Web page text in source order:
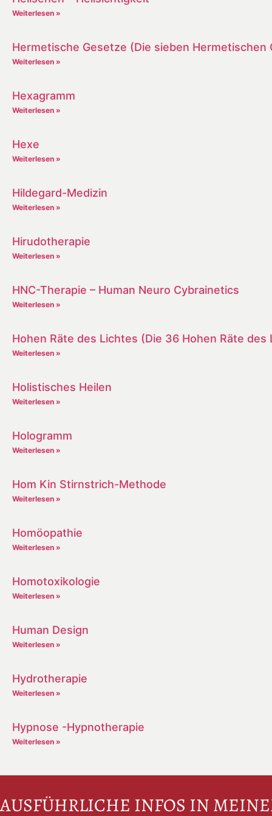
Weiterlesen »
Hermetische Gesetze (Die sieben Hermetischen
Weiterlesen »
Hexagramm
Weiterlesen »
Hexe
Weiterlesen »
Hildegard-Medizin
Weiterlesen »
Hirudotherapie
Weiterlesen »
HNC-Therapie – Human Neuro Cybrainetics
Weiterlesen »
Hohen Räte des Lichtes (Die 36 Hohen Räte des
Weiterlesen »
Holistisches Heilen
Weiterlesen »
Hologramm
Weiterlesen »
Hom Kin Stirnstrich-Methode
Weiterlesen »
Homöopathie
Weiterlesen »
Homotoxikologie
Weiterlesen »
Human Design
Weiterlesen »
Hydrotherapie
Weiterlesen »
Hypnose -Hypnotherapie
Weiterlesen »
AUSFÜHRLICHE INFOS IN